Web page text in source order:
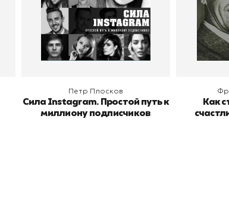
В корзину
Петр Плосков
Сила Instagram. Простой путь к
миллиону подписчиков
В
Как